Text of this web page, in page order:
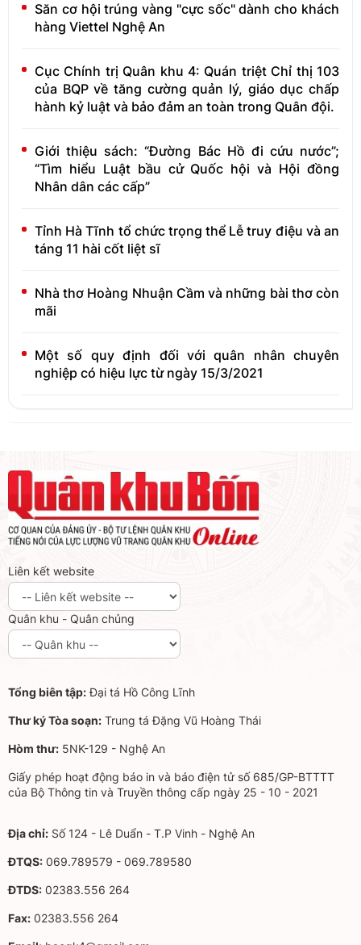
Săn cơ hội trúng vàng "cực sốc" dành cho khách
hàng Viettel Nghệ An
Cục Chính trị Quân khu 4: Quán triệt Chỉ thị 103
của BQP về tăng cường quản lý, giáo dục chấp
hành kỷ luật và bảo đảm an toàn trong Quân đội.
Giới thiệu sách: “Đường Bác Hồ đi cứu nước”;
“Tìm hiểu Luật bầu cử Quốc hội và Hội đồng
Nhân dân các cấp”
Tỉnh Hà Tĩnh tổ chức trọng thể Lễ truy điệu và an
táng 11 hài cốt liệt sĩ
Nhà thơ Hoàng Nhuận Cầm và những bài thơ còn
mãi
Một số quy định đối với quân nhân chuyên
nghiệp có hiệu lực từ ngày 15/3/2021
Liên kết website
Quân khu - Quân chủng
Tổng biên tập:Đại tá Hồ Công Lĩnh
Thư ký Tòa soạn: Trung tá Đặng Vũ Hoàng Thái
Hòm thư: 5NK-129 - Nghệ An
Giấy phép hoạt động báo in và báo điện tử số 685/GP-BTTTT
của Bộ Thông tin và Truyền thông cấp ngày 25 - 10 - 2021
Địa chỉ: Số 124 - Lê Duẩn - T.P Vinh - Nghệ An
ĐTQS: 069.789579 - 069.789580
ĐTDS: 02383.556 264
Fax: 02383.556 264